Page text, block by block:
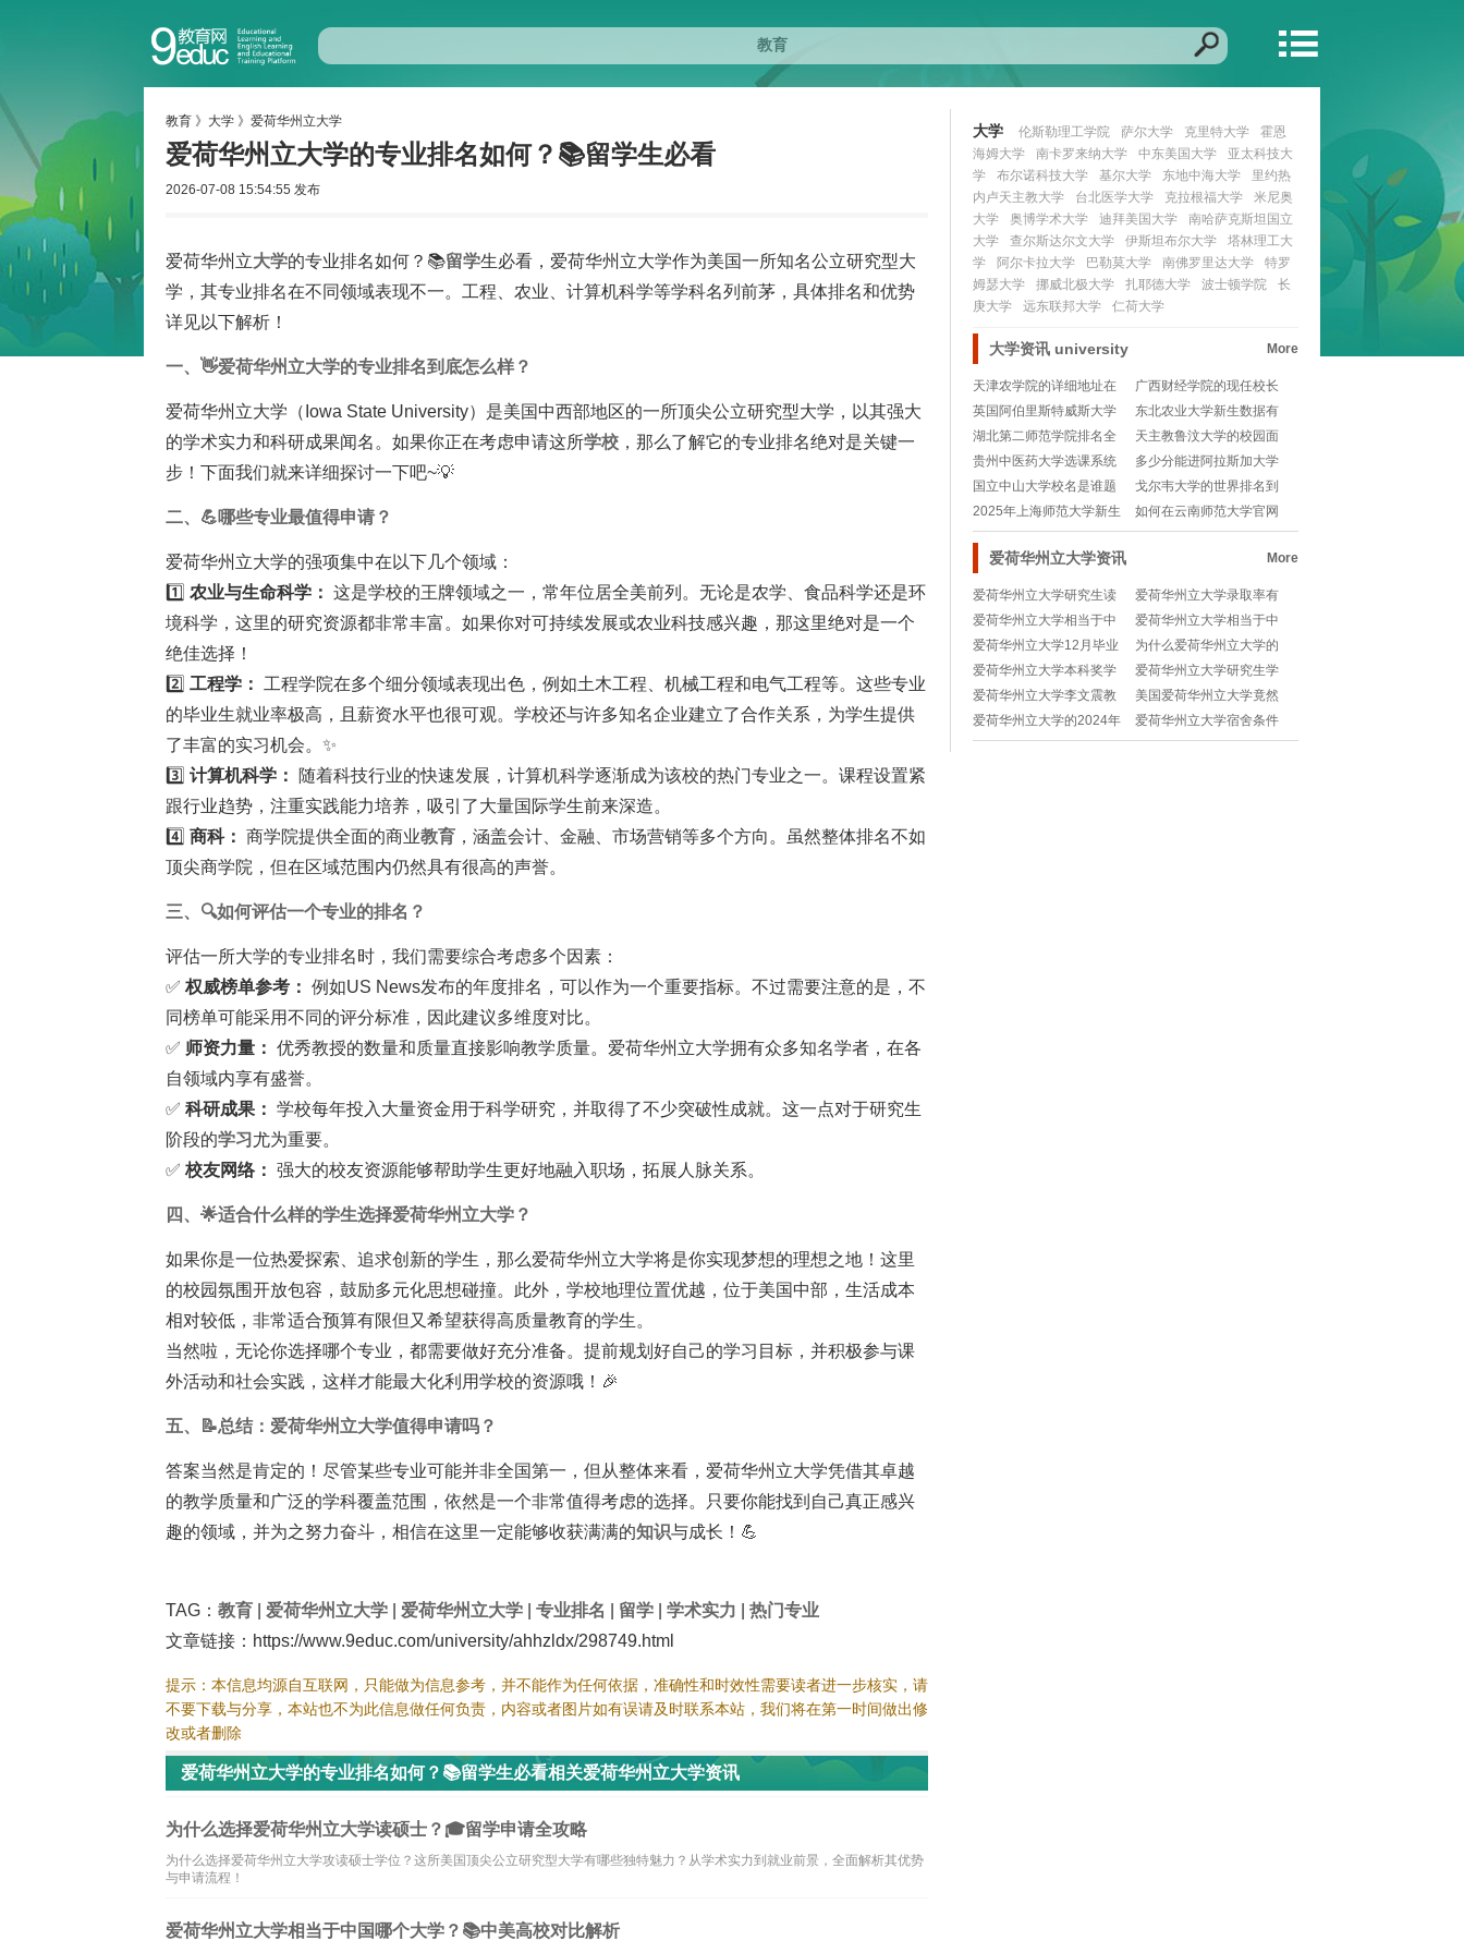
教育 》 大学 》 爱荷华州立大学
爱荷华州立大学的专业排名如何？📚留学生必看
2026-07-08 15:54:55 发布
爱荷华州立大学的专业排名如何？📚留学生必看，爱荷华州立大学作为美国一所知名公立研究型大
学，其专业排名在不同领域表现不一。工程、农业、计算机科学等学科名列前茅，具体排名和优势
详见以下解析！
一、👋爱荷华州立大学的专业排名到底怎么样？
爱荷华州立大学（Iowa State University）是美国中西部地区的一所顶尖公立研究型大学，以其强大
的学术实力和科研成果闻名。如果你正在考虑申请这所学校 ，那么了解它的专业排名绝对是关键一
步！下面我们就来详细探讨一下吧~💡
二、💪哪些专业最值得申请？
爱荷华州立大学的强项集中在以下几个领域：
1️⃣ 农业与生命科学： 这是学校的王牌领域之一，常年位居全美前列。无论是农学、食品科学还是环
境科学，这里的研究资源都非常丰富。如果你对可持续发展或农业科技感兴趣，那这里绝对是一个
绝佳选择！
2️⃣ 工程学：
工程学院在多个细分领域表现出色，例如土木工程、机械工程和电气工程等。这些专业
的毕业生就业率极高，且薪资水平也很可观。学校还与许多知名企业建立了合作关系，为学生提供
了丰富的实习机会。✨
3️⃣ 计算机科学：
随着科技行业的快速发展，计算机科学逐渐成为该校的热门专业之一。课程设置紧
跟行业趋势，注重实践能力培养，吸引了大量国际学生前来深造。
4️⃣ 商科： 商学院提供全面的商业教育 ，涵盖会计、金融、市场营销等多个方向。虽然整体排名不如
顶尖商学院，但在区域范围内仍然具有很高的声誉。
三、🔍如何评估一个专业的排名？
评估一所大学的专业排名时，我们需要综合考虑多个因素：
✅ 权威榜单参考： 例如US News发布的年度排名，可以作为一个重要指标。不过需要注意的是，不
同榜单可能采用不同的评分标准，因此建议多维度对比。
✅ 师资力量： 优秀教授的数量和质量直接影响教学质量。爱荷华州立大学拥有众多知名学者，在各
自领域内享有盛誉。
✅ 科研成果： 学校每年投入大量资金用于科学研究，并取得了不少突破性成就。这一点对于研究生
阶段的学习 尤为重要。
✅ 校友网络： 强大的校友资源能够帮助学生更好地融入职场，拓展人脉关系。
四、🌟适合什么样的学生选择爱荷华州立大学？
如果你是一位热爱探索、追求创新的学生，那么爱荷华州立大学将是你实现梦想的理想之地！这里
的校园氛围开放包容，鼓励多元化思想碰撞。此外，学校地理位置优越，位于美国中部，生活成本
相对较低，非常适合预算有限但又希望获得高质量教育的学生。
当然啦，无论你选择哪个专业，都需要做好充分准备。提前规划好自己的学习目标，并积极参与课
外活动和社会实践，这样才能最大化利用学校的资源哦！🎉
五、📝总结：爱荷华州立大学值得申请吗？
答案当然是肯定的！尽管某些专业可能并非全国第一，但从整体来看，爱荷华州立大学凭借其卓越
的教学质量和广泛的学科覆盖范围，依然是一个非常值得考虑的选择。只要你能找到自己真正感兴
趣的领域，并为之努力奋斗，相信在这里一定能够收获满满的知识与成长！💪
TAG： 教育 爱荷华州立大学 爱荷华州立大学 专业排名 留学 学术实力
热门专业
文章链接：https://www.9educ.com/university/ahhzldx/298749.html
提示：本信息均源自互联网，只能做为信息参考，并不能作为任何依据，准确性和时效性需要读者进一步核实，请
不要下载与分享，本站也不为此信息做任何负责，内容或者图片如有误请及时联系本站，我们将在第一时间做出修
改或者删除
爱荷华州立大学的专业排名如何？📚留学生必看相关爱荷华州立大学资讯
为什么选择爱荷华州立大学读硕士？🎓留学申请全攻略
为什么选择爱荷华州立大学攻读硕士学位？这所美国顶尖公立研究型大学有哪些独特魅力？从学术实力到就业前景，全面解析其优势
与申请流程！
爱荷华州立大学相当于中国哪个大学？📚中美高校对比解析
大学 伦斯勒理工学院 萨尔大学 克里特大学
霍恩
海姆大学
南卡罗来纳大学 中东美国大学
亚太科技大
学
布尔诺科技大学 基尔大学 东地中海大学
里约热
内卢天主教大学
台北医学大学 克拉根福大学
米尼奥
大学
奥博学术大学 迪拜美国大学
南哈萨克斯坦国立
大学
查尔斯达尔文大学 伊斯坦布尔大学
塔林理工大
学
阿尔卡拉大学 巴勒莫大学 南佛罗里达大学
特罗
姆瑟大学
挪威北极大学 扎耶德大学 波士顿学院
长
庚大学
远东联邦大学 仁荷大学
大学资讯 university More
天津农学院的详细地址在
哪里？📚带你全面了
广西财经学院的现任校长
是谁？📚
英国阿伯里斯特威斯大学
排名如何？📚留学党
东北农业大学新生数据有
哪些值得关注的地方
湖北第二师范学院排名全
国第几位呢？📚解析
天主教鲁汶大学的校园面
积到底有多大？🎓
贵州中医药大学选课系统
怎么用？新手小白必
多少分能进阿拉斯加大学
费尔班克斯分校研究
国立中山大学校名是谁题
写的？背后有啥故事
戈尔韦大学的世界排名到
底咋样？快来解密！
2025年上海师范大学新生
开学时间是哪天
如何在云南师范大学官网
首页登录？🎓快速指
爱荷华州立大学资讯 More
爱荷华州立大学研究生读
几年？一文说清学制那些
事儿
爱荷华州立大学录取率有
多高？申请难度大吗🧐
爱荷华州立大学相当于中
国的哪所大学？快来了
解！
爱荷华州立大学相当于中
国什么大学？🤔留学选校
指南
爱荷华州立大学12月毕业
典礼有啥亮点？快来get这
些干货！
为什么爱荷华州立大学的
费用让我感到困惑？学
费、生活费全解析
爱荷华州立大学本科奖学
金到底有多香？手把手教
你申请！
爱荷华州立大学研究生学
费是多少？📚留学党必看
爱荷华州立大学李文震教
授是谁？一文了解这位学
术大咖！
美国爱荷华州立大学竟然
研制出了一台什么神器？
快来揭秘！
爱荷华州立大学的2024年
校长是谁？一探究竟！
爱荷华州立大学宿舍条件
如何？📚留学生活必备攻